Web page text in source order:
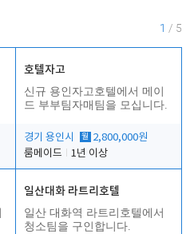
1 / 5
호텔자고
신규 용인자고호텔에서 메이
드 부부팀자매팀을 모십니다.
경기 용인시 월 2,800,000원
룸메이드
1년 이상
일산대화 라트리호텔
일산 대화역 라트리호텔에서
청소팀을 구인합니다.